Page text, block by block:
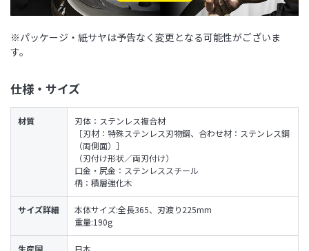
※パッケージ・紙サヤは予告なく変更となる可能性がございま
す。
仕様・サイズ
材質
刃体：ステンレス複合材
［刃材：特殊ステンレス刃物鋼、合わせ材：ステンレス鋼
（両側面）］
（刃付け形状／両刃付け）
口金・尻金：ステンレススチール
柄：積層強化木
サイズ詳細
本体サイズ:全長365、刃渡り225mm
重量:190g
生産国 日本